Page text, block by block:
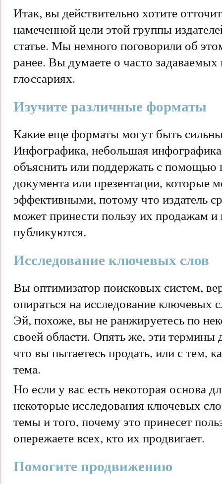
Итак, вы действительно хотите
намеченной цели этой группы
статье. Мы немного поговорили об
ранее. Вы думаете о часто
глоссариях.
Изучите различные форматы
Какие еще форматы могут быть
Инфографика, небольшая
объяснить или поддержать с помощью
документа или презентации, которые
эффективными, потому что издатель
может принести пользу их продажам
публикуются.
Исследование ключевых слов
Вы оптимизатор поисковых систем,
опираться на исследование ключевых
Эй, похоже, вы не ранжируетесь по
своей области. Опять же, эти термины
что вы пытаетесь продать, или с тем,
тема.
Но если у вас есть некоторая основа
некоторые исследования ключевых
темы и того, почему это принесет
опережаете всех, кто их продвигает.
Помогите продвижению